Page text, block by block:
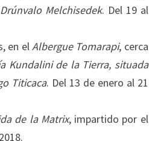
Melchisedek. Del 19 al
en elAlbergue Tomarapi, cerca
Kundalini de la Tierra, situada
Titicaca. Del 13 de enero al 21
de la Matrix, impartido por el